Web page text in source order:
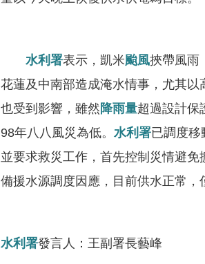
水利署表示，凱米颱風挾帶風雨
花蓮及中南部造成淹水情事，尤其
也受到影響，雖然降雨量超過設計保
98年八八風災為低。 水利署已調度移
並要求救災工作，首先控制災情避免
備援水源調度因應，目前供水正常
水利署發言人：王副署長藝峰